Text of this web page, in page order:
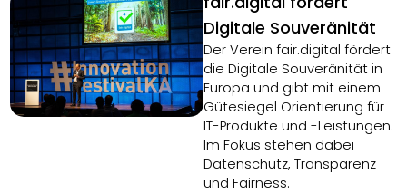
Digitale Souveränität
Der Verein fair.digital fördert
die Digitale Souveränität in
Europa und gibt mit einem
Gütesiegel Orientierung für
IT-Produkte und -Leistungen.
Im Fokus stehen dabei
Datenschutz, Transparenz
und Fairness.